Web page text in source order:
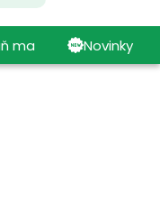
ma Novinky